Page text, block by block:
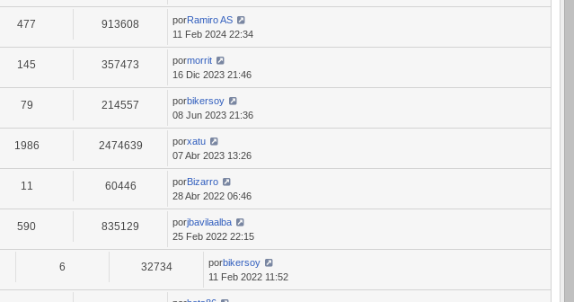
477 913608 porRamiro AS
11 Feb 2024 22:34
145 357473 pormorrit
16 Dic 2023 21:46
79 214557 porbikersoy
08 Jun 2023 21:36
1986 2474639 porxatu
07 Abr 2023 13:26
11 60446 porBizarro
28 Abr 2022 06:46
590 835129 porjbavilaalba
25 Feb 2022 22:15
6 32734 porbikersoy
11 Feb 2022 11:52